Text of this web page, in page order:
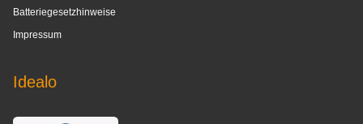
Batteriegesetzhinweise
Impressum
Idealo